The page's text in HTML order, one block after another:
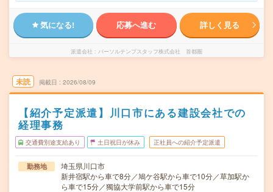
気になる! 応募へ進む 詳しく見る
派遣会社 パーソルテンプスタッフ株式会社 首都圏
未読 掲載日 2026/08/09
【紹介予定派遣】川口市にある建設会社での
経理事務
交通費別途支給あり 土日祝日が休み 正社員への紹介予定派遣
勤務地
埼玉県川口市
新井宿駅から車で8分／鳩ケ谷駅から車で10分／草加駅か
ら車で15分／獨協大学前駅から車で15分